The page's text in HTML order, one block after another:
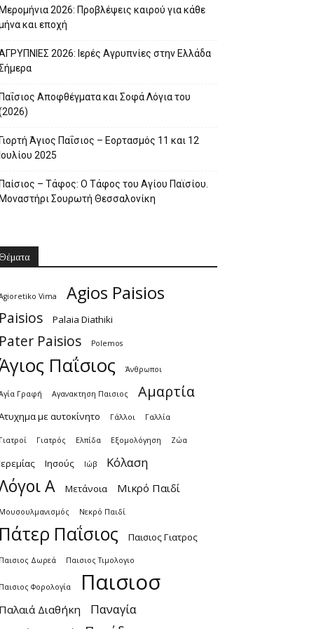
Μερομήνια 2026: Προβλέψεις καιρού για κάθε
και εποχή
2026: Ιερές Αγρυπνίες στην Ελλάδα
Παΐσιος Αποφθέγματα και Σοφά Λόγια του
Γιορτή Άγιος Παΐσιος – Εορτασμός 11 και 12
Ιουλίου 2025
Παίσιος – Τάφος: Ο Τάφος του Αγίου Παϊσίου.
Μοναστήρι Σουρωτή Θεσσαλονίκη
Vima Agios Paisios
Paisios Palaia Diathiki
Pater Paisios Polemos
Παΐσιος Άνθρωποι
Γραφή Αγανακτηση Παισιος Αμαρτία
με αυτοκίνητο Γάλλοι Γαλλία
Γιατροί Γιατρός Ελπίδα Εξομολόγηση Ζώα
Ιησούς Ιώβ Κόλαση
Α Μετάνοια Μικρό Παιδί
Μουσουλμανισμός Νεκρό Παιδί
Πάτερ Παΐσιος Παισιος Γιατρος
Παισιος Δωρεά Παισιος Τιμολογιο
Παισιος Φορολογία Παισιοσ
Παλαιά Διαθήκη Παναγία